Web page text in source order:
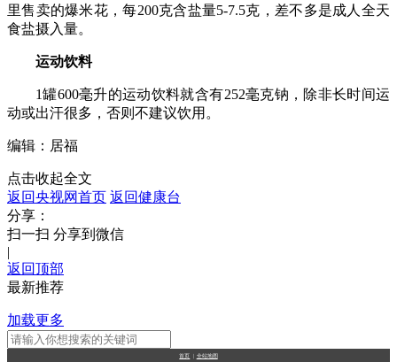
里售卖的爆米花，每200克含盐量5-7.5克，差不多是成人全天
食盐摄入量。
运动饮料
1罐600毫升的运动饮料就含有252毫克钠，除非长时间运
动或出汗很多，否则不建议饮用。
编辑：居福
点击收起全文
返回央视网首页 返回健康台
分享：
扫一扫 分享到微信
|
返回顶部
最新推荐
加载更多
首页 | 全站地图